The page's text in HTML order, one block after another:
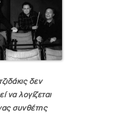
δεν
να λογίζεται
συνθέτης